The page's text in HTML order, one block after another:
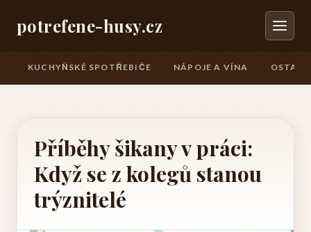
potrefene-husy.cz
KUCHYŇSKÉ SPOTŘEBIČE NÁPOJE A VÍNA
Příběhy šikany v práci:
Když se z kolegů stanou
trýznitelé